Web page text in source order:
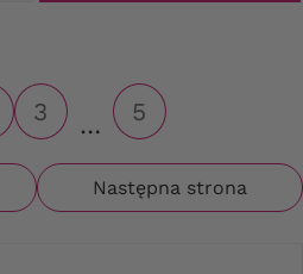
3 … 5
Następna strona